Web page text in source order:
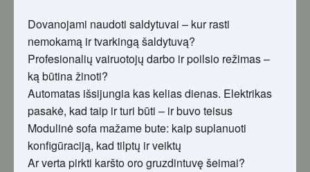
Dovanojami naudoti saldytuvai – kur rasti
nemokamą ir tvarkingą šaldytuvą?
Profesionalių vairuotojų darbo ir poilsio režimas –
ką būtina žinoti?
Automatas išsijungia kas kelias dienas. Elektrikas
pasakė, kad taip ir turi būti – ir buvo teisus
Modulinė sofa mažame bute: kaip suplanuoti
konfigūraciją, kad tilptų ir veiktų
Ar verta pirkti karšto oro gruzdintuvę šeimai?